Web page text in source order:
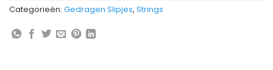
Categorieën: Gedragen Slipjes, Strings